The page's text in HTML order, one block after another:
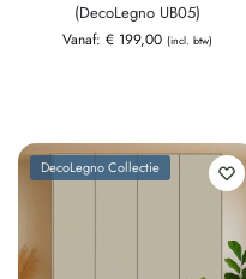
(DecoLegno UB05)
Vanaf: € 199,00 (incl. btw)
DecoLegno Collectie